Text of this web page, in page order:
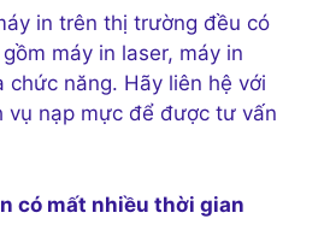
in trên thị trường đều có
máy in laser, máy in
chức năng. Hãy liên hệ với
vụ nạp mực để được tư vấn
có mất nhiều thời gian